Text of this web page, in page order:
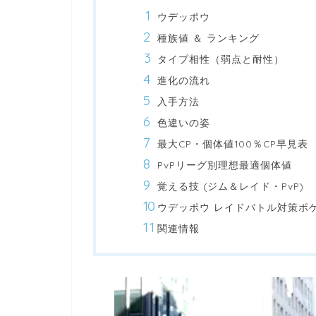
ウデッポウ
種族値 ＆ ランキング
タイプ相性（弱点と耐性）
進化の流れ
入手方法
色違いの姿
最大CP・個体値100％CP早見表
PvPリーグ別理想最適個体値
覚える技 (ジム＆レイド・PvP)
ウデッポウ レイドバトル対策ポ
関連情報